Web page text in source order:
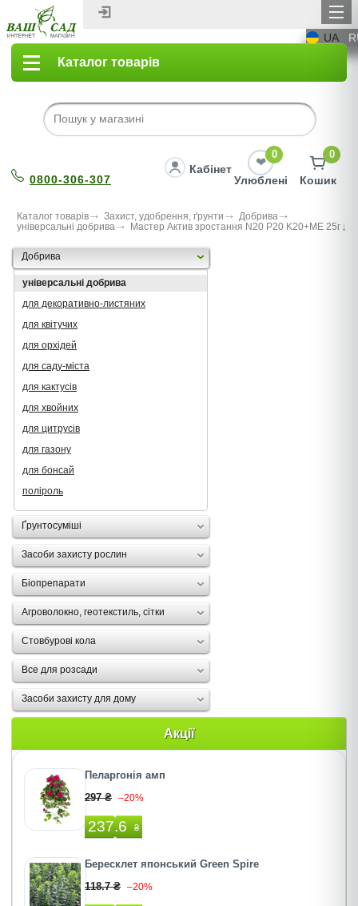
UA
Каталог товарів
0800-306-307
Кабінет
0
Улюблені
0
Кошик
Каталог товарів Захист, удобрення, ґрунти
Добрива
універсальні добрива
Мастер Актив зростання N20 P20 K20+ME 25г
Добрива
універсальні добрива
для декоративно-листяних
для квітучих
для орхідей
для саду-міста
для кактусів
для хвойних
для цитрусів
для газону
для бонсай
поліроль
Ґрунтосуміші
Засоби захисту рослин
Біопрепарати
Агроволокно, геотекстиль, сітки
Стовбурові кола
Все для розсади
Засоби захисту для дому
Акції
Пеларгонія амп
297 ₴ –20%
237.6 ₴
Бересклет японський Green Spire
118.7 ₴ –20%